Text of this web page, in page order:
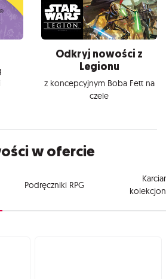
Odkryj nowości z
Legionu
z koncepcyjnym Boba Fett na
czele
w ofercie
Podręczniki RPG